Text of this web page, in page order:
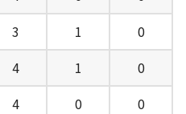
3 1
0
4 1
0
4 0
0